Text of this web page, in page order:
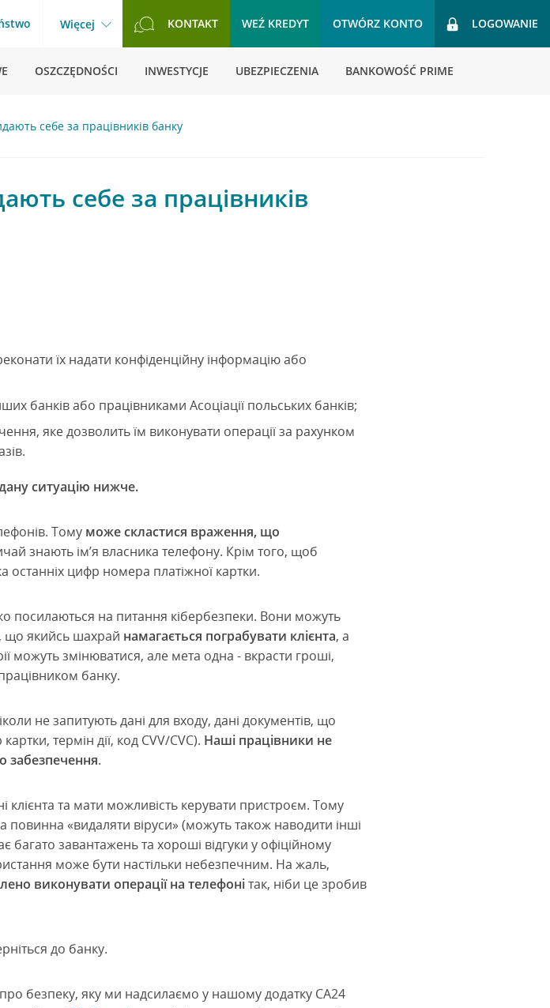
Więcej KONTAKT WEŹ KREDYT OTWÓRZ KONTO LOGOWANIE
OSZCZĘDNOŚCI INWESTYCJE UBEZPIECZENIA BANKOWOŚĆ PRIME
себе за працівників банку
себе за працівників
їх надати конфіденційну інформацію або
банків або працівниками Асоціації польських банків;
яке дозволить їм виконувати операції за рахунком
ситуацію нижче.
Тому може скластися враження, що
знають ім’я власника телефону. Крім того, щоб
останніх цифр номера платіжної картки.
посилаються на питання кібербезпеки. Вони можуть
, що якийсь шахрай намагається пограбувати клієнта, а
можуть змінюватися, але мета одна - вкрасти гроші,
банку.
не запитують дані для входу, дані документів, що
термін дії, код CVV/CVC). Наші працівники не
забезпечення.
та мати можливість керувати пристроєм. Тому
«видаляти віруси» (можуть також наводити інші
завантажень та хороші відгуки у офіційному
може бути настільки небезпечним. На жаль,
виконувати операції на телефонітак, ніби це зробив
до банку.
безпеку, яку ми надсилаємо у нашому додатку CA24